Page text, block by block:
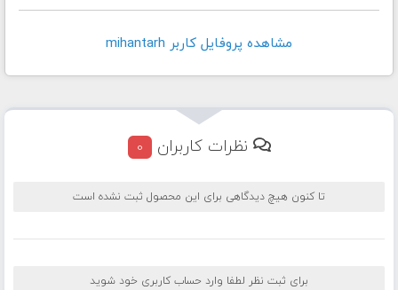
مشاهده پروفايل کاربر mihantarh
نظرات کاربران 0
تا کنون هیچ دیدگاهی برای این محصول ثبت نشده است
برای ثبت نظر لطفا وارد حساب کاربری خود شوید